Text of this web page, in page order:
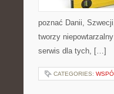
poznać Danii,
tworzy
serwis dla tych, […]
CATEGORIES: